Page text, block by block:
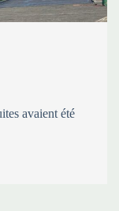
avaient été